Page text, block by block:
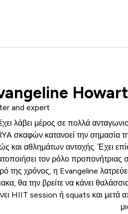
and expert
λάβει μέρος σε πολλά
σκαφών κατανοεί την σημασία
και αθλημάτων αντοχής. Έχει
τον ρόλο προπονήτριας
της χρόνος, η Evangeline
θα την βρείτε να κάνει
HIIT session ή squats και μετά